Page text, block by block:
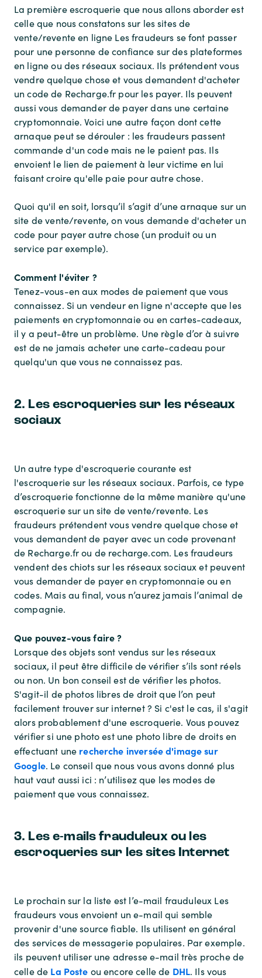
La première escroquerie que nous allons aborder est
celle que nous constatons sur les sites de
vente/revente en ligne Les fraudeurs se font passer
pour une personne de confiance sur des plateformes
en ligne ou des réseaux sociaux. Ils prétendent vous
vendre quelque chose et vous demandent d'acheter
un code de Recharge.fr pour les payer. Ils peuvent
aussi vous demander de payer dans une certaine
cryptomonnaie. Voici une autre façon dont cette
arnaque peut se dérouler : les fraudeurs passent
commande d'un code mais ne le paient pas. Ils
envoient le lien de paiement à leur victime en lui
faisant croire qu'elle paie pour autre chose.
Quoi qu'il en soit, lorsqu’il s’agit d’une arnaque sur un
site de vente/revente, on vous demande d'acheter un
code pour payer autre chose (un produit ou un
service par exemple).
Comment l'éviter ?
Tenez-vous-en aux modes de paiement que vous
connaissez. Si un vendeur en ligne n'accepte que les
paiements en cryptomonnaie ou en cartes-cadeaux,
il y a peut-être un problème. Une règle d’or à suivre
est de ne jamais acheter une carte-cadeau pour
quelqu'un que vous ne connaissez pas.
2. Les escroqueries sur les réseaux
sociaux
Un autre type d'escroquerie courante est
l'escroquerie sur les réseaux sociaux. Parfois, ce type
d’escroquerie fonctionne de la même manière qu'une
escroquerie sur un site de vente/revente. Les
fraudeurs prétendent vous vendre quelque chose et
vous demandent de payer avec un code provenant
de Recharge.fr ou de recharge.com. Les fraudeurs
vendent des chiots sur les réseaux sociaux et peuvent
vous demander de payer en cryptomonnaie ou en
codes. Mais au final, vous n’aurez jamais l’animal de
compagnie.
Que pouvez-vous faire ?
Lorsque des objets sont vendus sur les réseaux
sociaux, il peut être difficile de vérifier s’ils sont réels
ou non. Un bon conseil est de vérifier les photos.
S'agit-il de photos libres de droit que l’on peut
facilement trouver sur internet ? Si c'est le cas, il s'agit
alors probablement d'une escroquerie. Vous pouvez
vérifier si une photo est une photo libre de droits en
effectuant une recherche inversée d'image sur
Google. Le conseil que nous vous avons donné plus
haut vaut aussi ici : n’utilisez que les modes de
paiement que vous connaissez.
3. Les e-mails frauduleux ou les
escroqueries sur les sites Internet
Le prochain sur la liste est l’e-mail frauduleux Les
fraudeurs vous envoient un e-mail qui semble
provenir d'une source fiable. Ils utilisent en général
des services de messagerie populaires. Par exemple.
ils peuvent utiliser une adresse e-mail très proche de
celle de La Poste ou encore celle de DHL. Ils vous